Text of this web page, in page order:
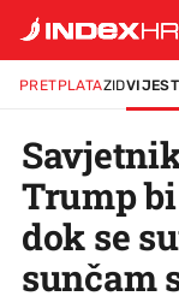
PRETPLATAZID
Trump
dok se
sunčam